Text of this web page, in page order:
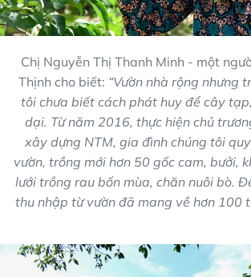
Chị Nguyễn Thị Thanh Minh - một
Thịnh cho biết: “Vườn nhà rộng nhưng
tôi chưa biết cách phát huy để cây
dại. Từ năm 2016, thực hiện chủ
xây dựng NTM, gia đình chúng tôi
vườn, trồng mới hơn 50 gốc cam, bưởi,
lưới trồng rau bốn mùa, chăn nuôi bò.
thu nhập từ vườn đã mang về hơn 100